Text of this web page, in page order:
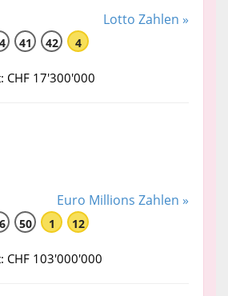
Lotto Zahlen »
41 42 4
CHF 17'300'000
Euro Millions Zahlen »
50 1 12
CHF 103'000'000